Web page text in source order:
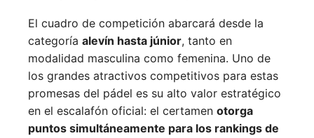
El cuadro de competición abarcará desde la
categoría alevín hasta júnior, tanto en
modalidad masculina como femenina. Uno de
los grandes atractivos competitivos para estas
promesas del pádel es su alto valor estratégico
en el escalafón oficial: el certamen otorga
puntos simultáneamente para los rankings de